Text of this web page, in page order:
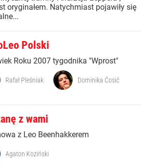
oryginałem. Natychmiast pojawiły się
Polski
Roku 2007 tygodnika "Wprost"
Rafał Pleśniak Dominika Ćosić
z wami
z Leo Beenhakkerem
Agaton Koziński